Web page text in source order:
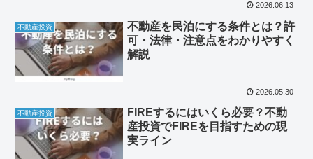
2026.06.13
不動産投資
不動産を民泊にする条件とは？許
可・法律・注意点をわかりやすく
解説
2026.05.30
不動産投資
FIREするにはいくら必要？不動
産投資でFIREを目指すための現
実ライン